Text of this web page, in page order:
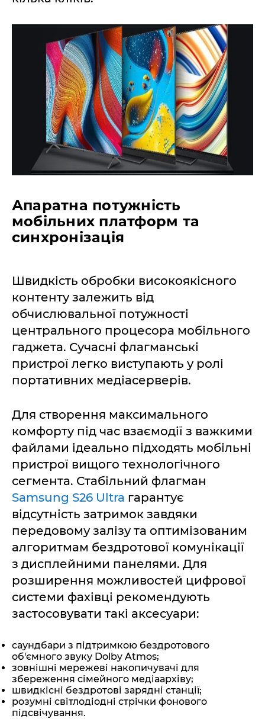
Апаратна потужність
мобільних платформ та
синхронізація
Швидкість обробки високоякісного
контенту залежить від
обчислювальної потужності
центрального процесора мобільного
гаджета. Сучасні флагманські
пристрої легко виступають у ролі
портативних медіасерверів.
Для створення максимального
комфорту під час взаємодії з важкими
файлами ідеально підходять мобільні
пристрої вищого технологічного
сегмента. Стабільний флагман
Samsung S26 Ultra гарантує
відсутність затримок завдяки
передовому залізу та оптимізованим
алгоритмам бездротової комунікації
з дисплейними панелями. Для
розширення можливостей цифрової
системи фахівці рекомендують
застосовувати такі аксесуари:
саундбари з підтримкою бездротового
об'ємного звуку Dolby Atmos;
зовнішні мережеві накопичувачі для
збереження сімейного медіаархіву;
швидкісні бездротові зарядні станції;
розумні світлодіодні стрічки фонового
підсвічування.